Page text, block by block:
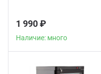
1 990 ₽
Наличие: много